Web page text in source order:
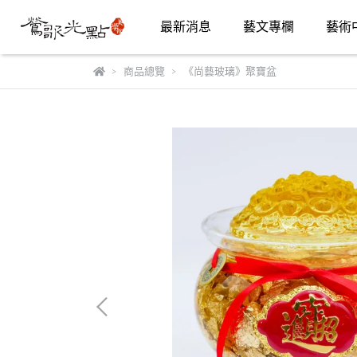
最新消息 藝文專欄 藝術
商品總覽 《尚藝玻璃》聚寶盆